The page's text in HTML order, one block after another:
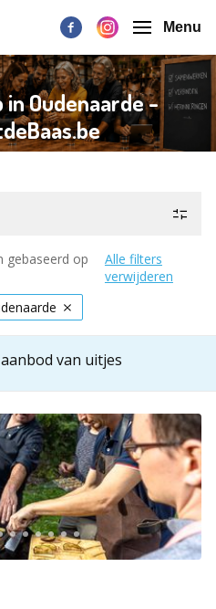
Menu
Oudenaarde -
gebaseerd op
Alle filters
verwijderen
van uitjes